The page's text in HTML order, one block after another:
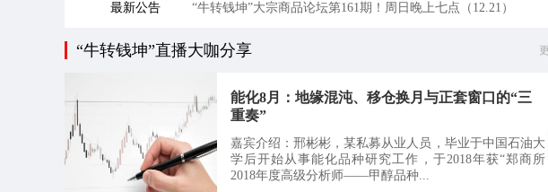
最新公告 “牛转钱坤”大宗商品论坛第161期！周日晚上七点（12.21）
2018期行天下塑料化工产融研论坛-长沙站
“牛转钱坤”直播大咖分享
能化8月：地缘混沌、移仓换月与正套窗口的“三
重奏”
嘉宾介绍：邢彬彬，某私募从业人员，毕业于中国石油大
学后开始从事能化品种研究工作，于2018年获“郑商所
2018年度高级分析师——甲醇品种...